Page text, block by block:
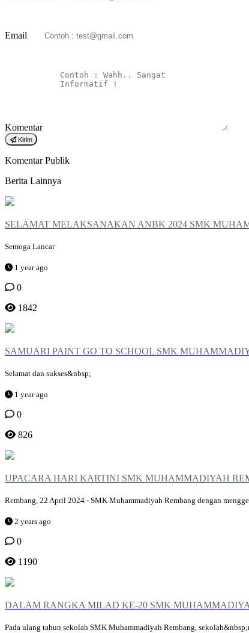
Email
Komentar
Kirim
Komentar Publik
Berita Lainnya
SELAMAT MELAKSANAKAN ANBK 2024 SMK
Semoga Lancar
1 year ago
0
1842
SAMUARI PAINT GO TO SCHOOL SMK
Selamat dan sukses&nbsp;
1 year ago
0
826
UPACARA HARI KARTINI SMK MUHAMMADIYAH
Rembang, 22 April 2024 - SMK Muhammadiyah Rembang dengan
2 years ago
0
1190
DALAM RANGKA MILAD KE-20 SMK
Pada ulang tahun sekolah SMK Muhammadiyah Rembang,